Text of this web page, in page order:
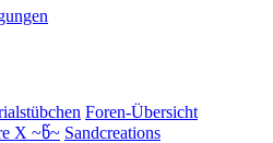
Foren-Übersicht
X ~წ~ Sandcreations